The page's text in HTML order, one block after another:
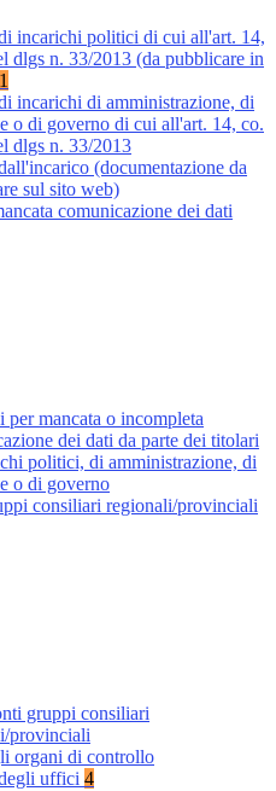
incarichi politici di cui all'art. 14,
dlgs n. 33/2013 (da pubblicare in
1
incarichi di amministrazione, di
o di governo di cui all'art. 14, co.
dlgs n. 33/2013
(documentazione da
sul sito web)
comunicazione dei dati
per mancata o incompleta
dei dati da parte dei titolari
politici, di amministrazione, di
o di governo
consiliari regionali/provinciali
gruppi consiliari
provinciali
organi di controllo
uffici 4